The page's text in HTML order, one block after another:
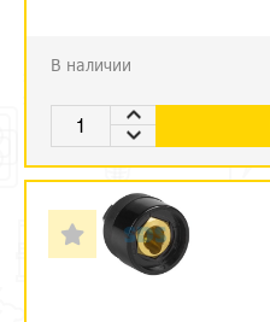
В наличии